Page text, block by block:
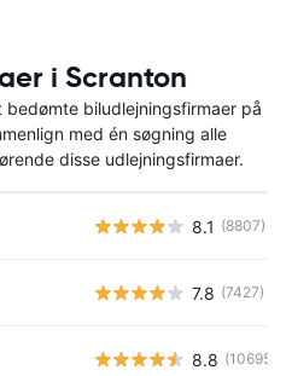
i Scranton
biludlejningsfirmaer på
med én søgning alle
disse udlejningsfirmaer.
8.1 (8807)
7.8 (7427)
8.8 (10695)